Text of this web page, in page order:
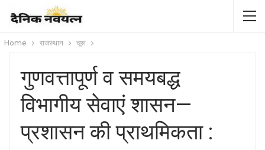
Home राजस्थान चूरू
गुणवत्तापूर्ण व समयबद्ध
विभागीय सेवाएं शासन—
प्रशासन की प्राथमिकता :